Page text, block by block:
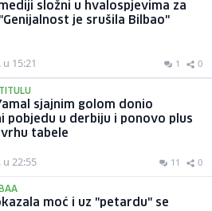
složni u hvalospjevima za
je srušila Bilbao"
15:21 1 0
sjajnim golom donio
pobjedu u derbiju i ponovo plus
tabele
u 22:55 11 0
moć i uz "petardu" se